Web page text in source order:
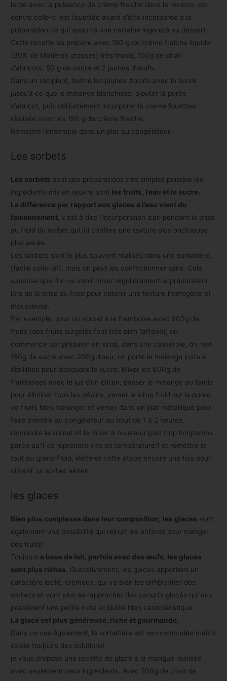
lacté avec la présence de crème fraiche dans la recette, par
contre celle-ci est fouettée avant d’être incorporée à la
préparation ce qui apporte une certaine légèreté au dessert.
Cette recette se prépare avec 150 g de crème fraiche liquide
(30% de Matières grasses) très froide, 150g de chair
d’abricots, 50 g de sucre et 2 jaunes d’œufs.
Dans un récipient, battre les jaunes d’œufs avec le sucre
jusqu’à ce que le mélange blanchisse, ajouter la purée
d’abricot, puis délicatement incorporer la crème fouettée
réalisée avec les 150 g de crème fraiche.
Remettre l’ensemble dans un plat au congélateur.
Les sorbets
Les sorbets sont des préparations très simples puisque les
ingrédients mis en œuvre sont les fruits, l’eau et le sucre.
La différence par rapport aux glaces à l’eau vient du
foisonnement , c’est à dire l’incorporation d’air pendant la prise
au froid du sorbet qui lui confère une texture plus onctueuse
plus aérée.
Les sorbets sont le plus souvent réalisés dans une sorbetière,
(facile celle-là!), mais on peut les confectionner sans. Cela
suppose que l’on va venir mixer régulièrement la préparation
lors de la prise au froid pour obtenir une texture homogène et
mousseuse.
Par exemple, pour un sorbet à la framboise avec 600g de
fruits (des fruits surgelés font très bien l’affaire), on
commence par préparer un sirop, dans une casserole, on met
150g de sucre avec 200g d’eau, on porte le mélange juste à
ébullition pour dissoudre le sucre. Mixer les 600g de
framboises avec le jus d’un citron, passer le mélange au tamis
pour éliminer tous les pépins, verser le sirop froid sur la purée
de fruits bien mélanger et verser dans un plat métallique pour
faire prendre au congélateur au bout de 1 à 2 heures,
reprendre le sorbet et le mixer à nouveau (pas trop longtemps
parce qu’il va reprendre vite en température!) et remettre le
tout au grand froid. Réitérer cette étape encore une fois pour
obtenir un sorbet aérien.
les glaces
Bien plus complexes dans leur composition les glaces sont
également une possibilité qui réjouit les enfants pour manger
des fruits!
Toujours à base de lait, parfois avec des œufs, les glaces
sont plus riches . Gustativement, les glaces apportent un
caractère lacté, crémeux, qui va bien les différentier des
sorbets et vont plus se rapprocher des yaourts glacés qui eux
possèdent une petite note acidulée bien caractéristique.
La glace est plus généreuse, riche et gourmande.
Dans ce cas également, la sorbetière est recommandée mais il
existe toujours des solutions!
je vous propose une recette de glace à la mangue réalisée
avec seulement deux ingrédients. Avec 200g de chair de